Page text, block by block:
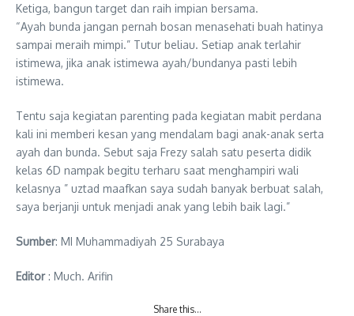
Ketiga, bangun target dan raih impian bersama.
“Ayah bunda jangan pernah bosan menasehati buah hatinya
sampai meraih mimpi.” Tutur beliau. Setiap anak terlahir
istimewa, jika anak istimewa ayah/bundanya pasti lebih
istimewa.
Tentu saja kegiatan parenting pada kegiatan mabit perdana
kali ini memberi kesan yang mendalam bagi anak-anak serta
ayah dan bunda. Sebut saja Frezy salah satu peserta didik
kelas 6D nampak begitu terharu saat menghampiri wali
kelasnya ” uztad maafkan saya sudah banyak berbuat salah,
saya berjanji untuk menjadi anak yang lebih baik lagi.”
Sumber: MI Muhammadiyah 25 Surabaya
Editor: Much. Arifin
Share this…